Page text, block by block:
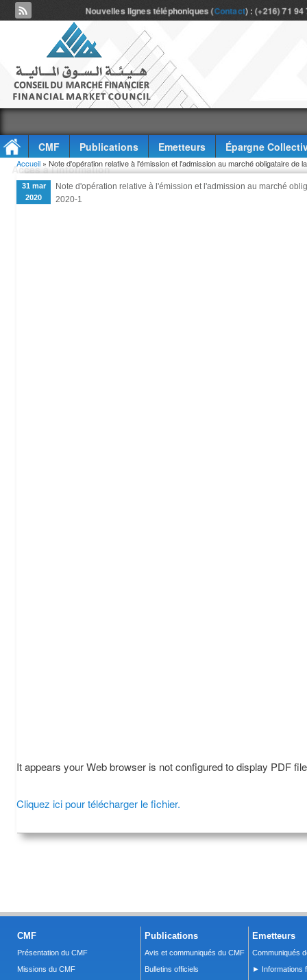
Nouvelles lignes téléphoniques (Contact) : (+216) 71
CMF Publications Emetteurs
Épargne
Accès à l'information
Vous êtes ici
Accueil » Note d'opération relative à l'émission et l'admission au marché obligataire de
31 mar
2020
Note d'opération relative à l'émission et l'admission au marché
2020-1
It appears your Web browser is not configured to display PDF
Cliquez ici pour télécharger le fichier.
CMF
Présentation du CMF
Missions du CMF
Publications
Avis et communiqués du CMF
Bulletins officiels
Emetteurs
Communiqués
► Informations